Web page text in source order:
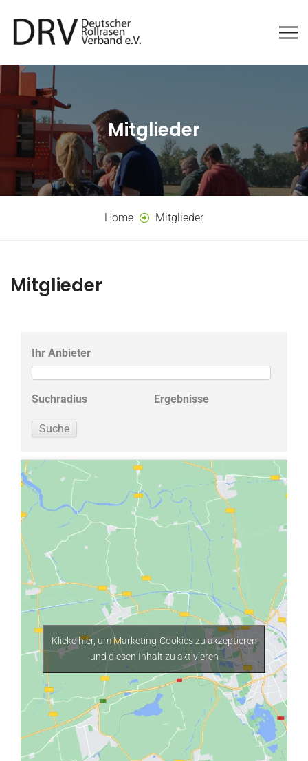
Mitglieder
Home Mitglieder
Mitglieder
Ihr Anbieter
Suchradius Ergebnisse
Klicke hier, um Marketing-Cookies zu akzeptieren
und diesen Inhalt zu aktivieren